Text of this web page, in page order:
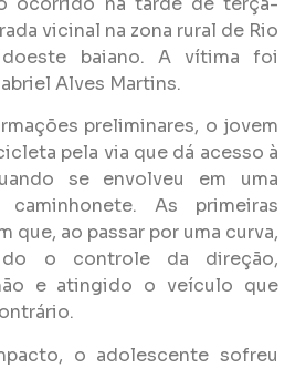
vicinal na zona rural de Rio
baiano. A vítima foi
Alves Martins.
preliminares, o jovem
pela via que dá acesso à
se envolveu em uma
As primeiras
que, ao passar por uma curva,
o controle da direção,
e atingido o veículo que
o adolescente sofreu